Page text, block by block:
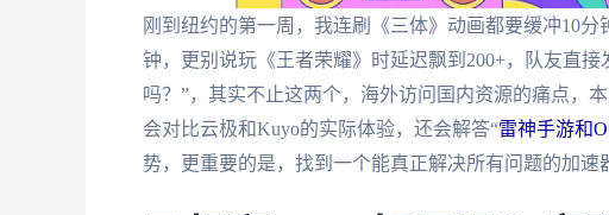
刚到纽约的第一周，我连刷《三体》动画都要缓冲10
钟，更别说玩《王者荣耀》时延迟飘到200+，队友直
吗？”，其实不止这两个，海外访问国内资源的痛点，
会对比云极和Kuyo的实际体验，还会解答“雷神手游和
势，更重要的是，找到一个能真正解决所有问题的加